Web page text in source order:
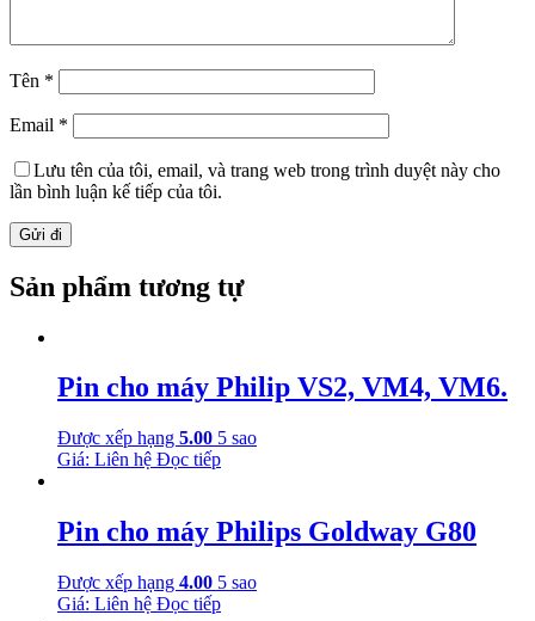
Tên *
Email *
Lưu tên của tôi, email, và trang web trong trình duyệt này cho
lần bình luận kế tiếp của tôi.
Sản phẩm tương tự
Pin cho máy Philip VS2, VM4, VM6.
Được xếp hạng 5.00 5 sao
Giá: Liên hệ Đọc tiếp
Pin cho máy Philips Goldway G80
Được xếp hạng 4.00 5 sao
Giá: Liên hệ Đọc tiếp